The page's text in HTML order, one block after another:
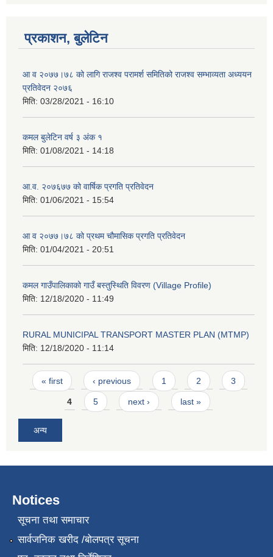
प्रकाशन, बुलेटिन
आ व २०७७।७८ को लागि राजश्व परामर्श समितिको राजश्व सम्भाव्यता अध्ययन
प्रतिवेदन २०७६
मिति: 03/28/2021 - 16:10
कमल बुलेटिन वर्ष ३ अंक १
मिति: 01/08/2021 - 14:18
आ.व. २०७६७७ को वार्षिक प्रगति प्रतिवेदन
मिति: 01/06/2021 - 15:54
आ व २०७७।७८ को प्रथम चौमासिक प्रगति प्रतिवेदन
मिति: 01/04/2021 - 20:51
कमल गाउँपालिकाको गाउँ बस्तुस्थिति विवरण (Village Profile)
मिति: 12/18/2020 - 11:49
RURAL MUNICIPAL TRANSPORT MASTER PLAN (MTMP)
मिति: 12/18/2020 - 11:14
Pages
« first ‹ previous 1 2 3
4 5 next › last »
अन्य
Notices
सूचना तथा समाचार
सार्वजनिक खरीद /बोलपत्र सूचना